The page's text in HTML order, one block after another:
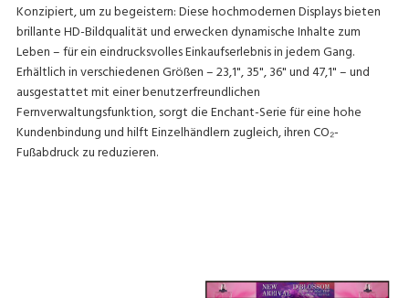
Konzipiert, um zu begeistern: Diese hochmodernen Displays bieten
brillante HD-Bildqualität und erwecken dynamische Inhalte zum
Leben – für ein eindrucksvolles Einkaufserlebnis in jedem Gang.
Erhältlich in verschiedenen Größen – 23,1", 35", 36" und 47,1" – und
ausgestattet mit einer benutzerfreundlichen
Fernverwaltungsfunktion, sorgt die Enchant-Serie für eine hohe
Kundenbindung und hilft Einzelhändlern zugleich, ihren CO₂-
Fußabdruck zu reduzieren.